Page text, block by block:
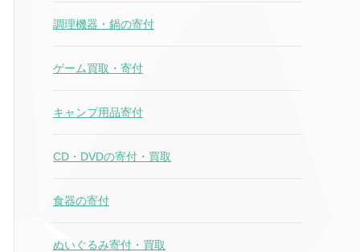
調理機器・鍋の寄付
ゲーム買取・寄付
キャンプ用品寄付
CD・DVDの寄付・買取
食器の寄付
ぬいぐるみ寄付・買取